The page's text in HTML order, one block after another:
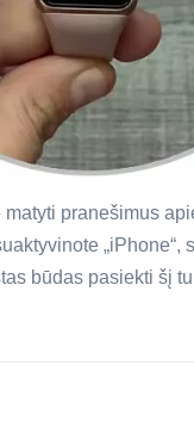
pranešimus
„iPhone“,
būdas pasiekti šį